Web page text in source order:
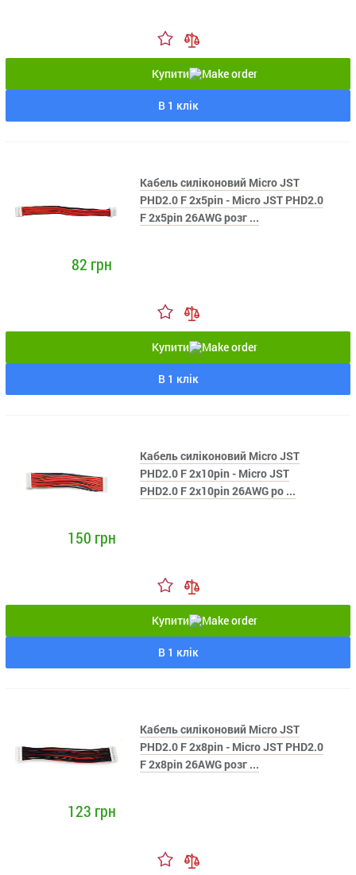
Купити
В 1 клік
Кабель силіконовий Micro JST
PHD2.0 F 2x5pin - Micro JST PHD2.0
F 2x5pin 26AWG розг ...
82 грн
Купити
В 1 клік
Кабель силіконовий Micro JST
PHD2.0 F 2x10pin - Micro JST
PHD2.0 F 2x10pin 26AWG ро ...
150 грн
Купити
В 1 клік
Кабель силіконовий Micro JST
PHD2.0 F 2x8pin - Micro JST PHD2.0
F 2x8pin 26AWG розг ...
123 грн